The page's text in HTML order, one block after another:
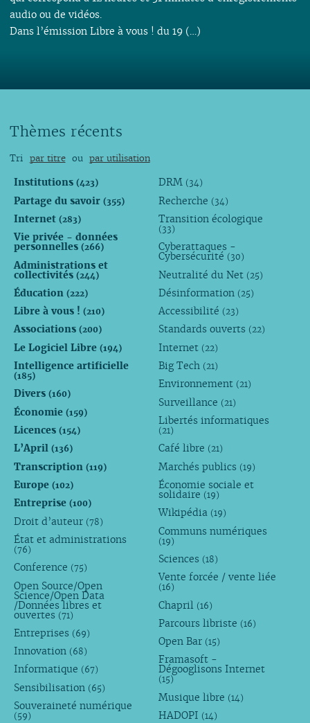
audio ou de vidéos.
Dans l’émission Libre à vous ! du 19 (…)
Thèmes récents
Tri par titre ou par utilisation
Institutions (423)
Partage du savoir (355)
Internet (283)
Vie privée - données
personnelles (266)
Administrations et
collectivités (244)
Éducation (222)
Libre à vous ! (210)
Associations (200)
Le Logiciel Libre (194)
Intelligence artificielle
(185)
Divers (160)
Économie (159)
Licences (154)
L’April (136)
Transcription (119)
Europe (102)
Entreprise (100)
Droit d’auteur (78)
État et administrations
(76)
Conference (75)
Open Source/Open
Science/Open Data
/Données libres et
ouvertes (71)
Entreprises (69)
Innovation (68)
Informatique (67)
Sensibilisation (65)
Souveraineté numérique
(59)
DRM (34)
Recherche (34)
Transition écologique
(33)
Cyberattaques -
Cybersécurité (30)
Neutralité du Net (25)
Désinformation (25)
Accessibilité (23)
Standards ouverts (22)
Internet (22)
Big Tech (21)
Environnement (21)
Surveillance (21)
Libertés informatiques
(21)
Café libre (21)
Marchés publics (19)
Économie sociale et
solidaire (19)
Wikipédia (19)
Communs numériques
(19)
Sciences (18)
Vente forcée / vente liée
(16)
Chapril (16)
Parcours libriste (16)
Open Bar (15)
Framasoft -
Dégooglisons Internet
(15)
Musique libre (14)
HADOPI (14)